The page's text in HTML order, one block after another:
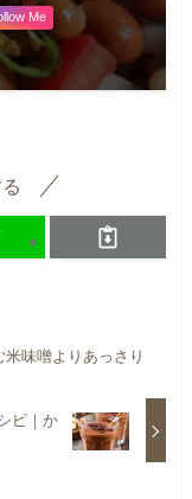
Me
味噌よりあっさり
ピ｜か